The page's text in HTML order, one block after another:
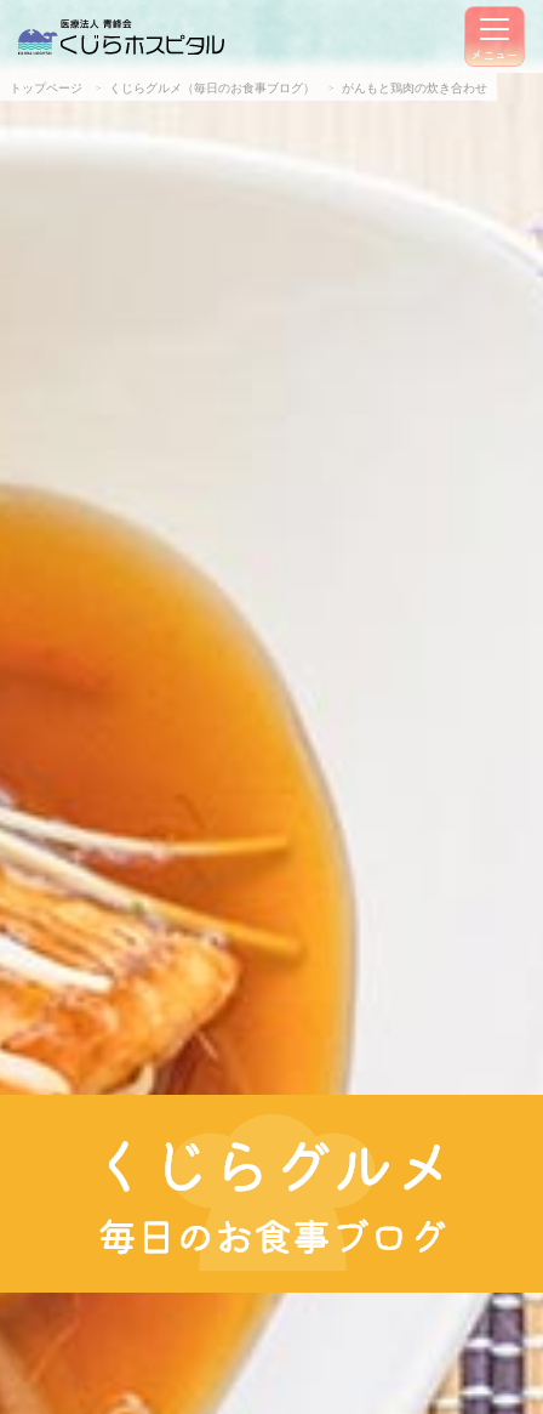
メニュー
トップページ くじらグルメ（毎日のお食事ブログ） がんもと鶏肉の炊き合わせ